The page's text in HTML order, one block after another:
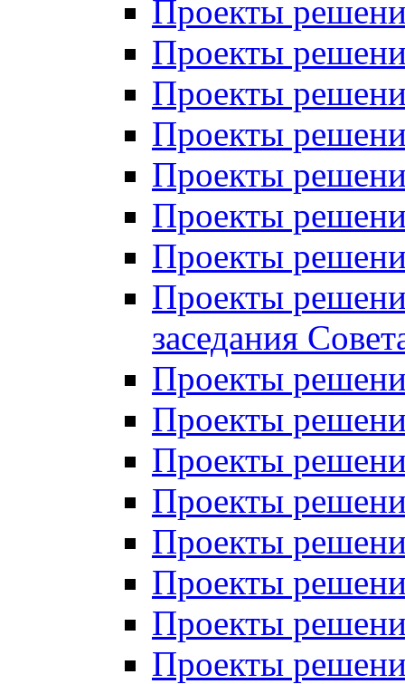
Проекты
Проекты
Проекты
Проекты
Проекты
Проекты
Проекты
Проекты
заседания
Проекты
Проекты
Проекты
Проекты
Проекты
Проекты
Проекты
Проекты